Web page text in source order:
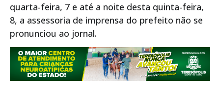
quarta-feira, 7 e até a noite desta quinta-feira,
8, a assessoria de imprensa do prefeito não se
pronunciou ao jornal.